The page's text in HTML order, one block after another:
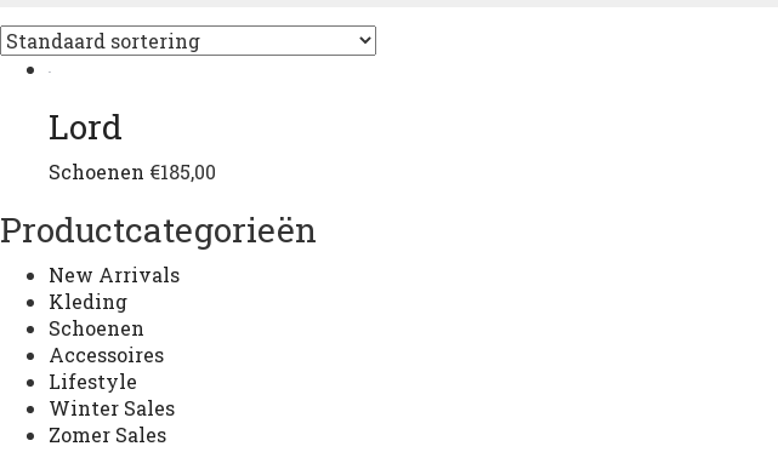
Lord
Schoenen Dit
heeft
meerdere
variaties.
kan
worden
op
€185,00
Productcategorieën
New Arrivals
Kleding
Schoenen
Accessoires
Lifestyle
Winter Sales
Zomer Sales